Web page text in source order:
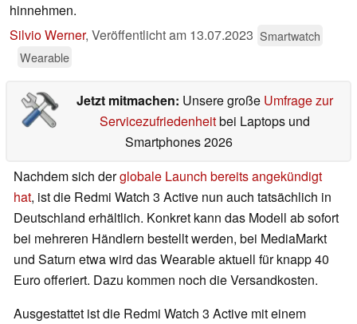
hinnehmen.
Silvio Werner, Veröffentlicht am 13.07.2023 Smartwatch
Wearable
Jetzt mitmachen: Unsere große Umfrage zur
Servicezufriedenheitbei Laptops und
Smartphones 2026
Nachdem sich derglobale Launch bereits angekündigt
hat, ist die Redmi Watch 3 Active nun auch tatsächlich in
Deutschland erhältlich. Konkret kann das Modell ab sofort
bei mehreren Händlern bestellt werden, bei MediaMarkt
und Saturn etwa wird das Wearable aktuell für knapp 40
Euro offeriert. Dazu kommen noch die Versandkosten.
Ausgestattet ist die Redmi Watch 3 Active mit einem